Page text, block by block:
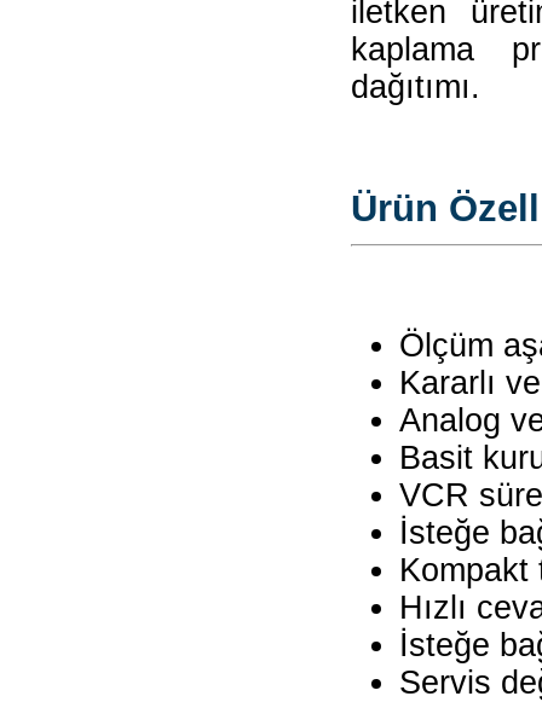
iletken
kaplama
dağıtımı.
Ürün
Ölçüm
Kararlı
Analog
Basit
VCR
İsteğe
Kompakt
Hızlı
İsteğe
Servis